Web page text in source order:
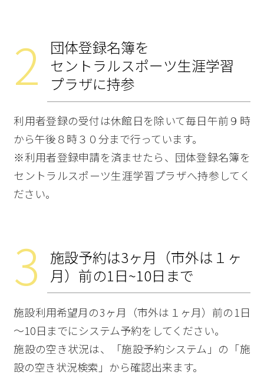
2
団体登録名簿を
セントラルスポーツ生涯学習
プラザに持参
利用者登録の受付は休館日を除いて毎日午前９時
から午後８時３０分まで行っています。
※利用者登録申請を済ませたら、団体登録名簿を
セントラルスポーツ生涯学習プラザへ持参してく
ださい。
3
施設予約は3ヶ月（市外は１ヶ
月）前の1日~10日まで
施設利用希望月の3ヶ月（市外は１ヶ月）前の1日
～10日までにシステム予約をしてください。
施設の空き状況は、「施設予約システム」の「施
設の空き状況検索」から確認出来ます。